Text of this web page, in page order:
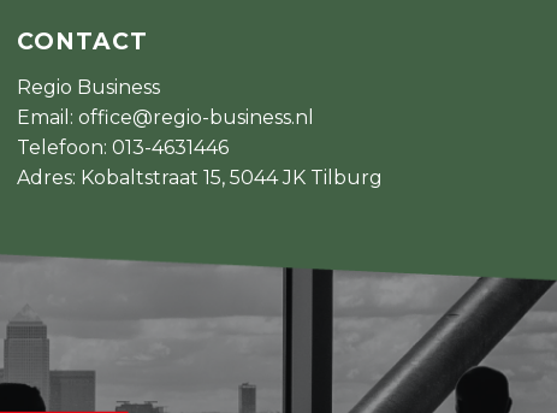
CONTACT
Regio Business
Email: office@regio-business.nl
Telefoon: 013-4631446
Adres: Kobaltstraat 15, 5044 JK Tilburg